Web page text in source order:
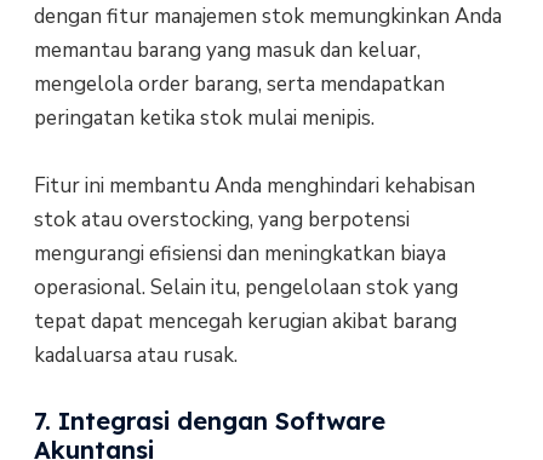
dengan fitur manajemen stok memungkinkan Anda
memantau barang yang masuk dan keluar,
mengelola order barang, serta mendapatkan
peringatan ketika stok mulai menipis.
Fitur ini membantu Anda menghindari kehabisan
stok atau overstocking, yang berpotensi
mengurangi efisiensi dan meningkatkan biaya
operasional. Selain itu, pengelolaan stok yang
tepat dapat mencegah kerugian akibat barang
kadaluarsa atau rusak.
7. Integrasi dengan Software
Akuntansi